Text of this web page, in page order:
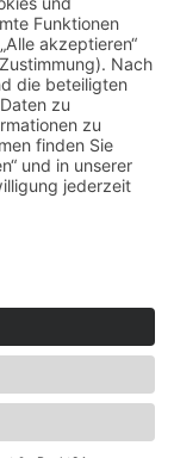
Einstellungen